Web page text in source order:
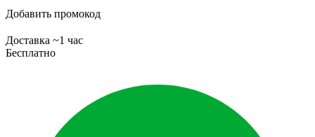
Добавить промокод
Доставка ~1 час
Бесплатно